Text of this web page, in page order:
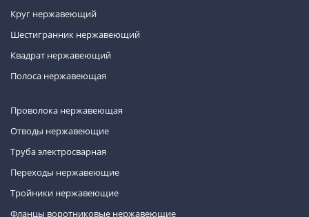
Круг нержавеющий
Шестигранник нержавеющий
Квадрат нержавеющий
Полоса нержавеющая
Проволока нержавеющая
Отводы нержавеющие
Труба электросварная
Переходы нержавеющие
Тройники нержавеющие
Фланцы воротниковые нержавеющие